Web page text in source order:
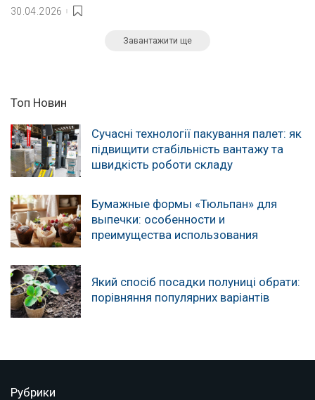
30.04.2026
Завантажити ще
Топ Новин
Сучасні технології пакування палет: як
підвищити стабільність вантажу та
швидкість роботи складу
Бумажные формы «Тюльпан» для
выпечки: особенности и
преимущества использования
Який спосіб посадки полуниці обрати:
порівняння популярних варіантів
Рубрики